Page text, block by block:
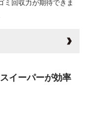
ミ回収力が期待できま
イーパーが効率